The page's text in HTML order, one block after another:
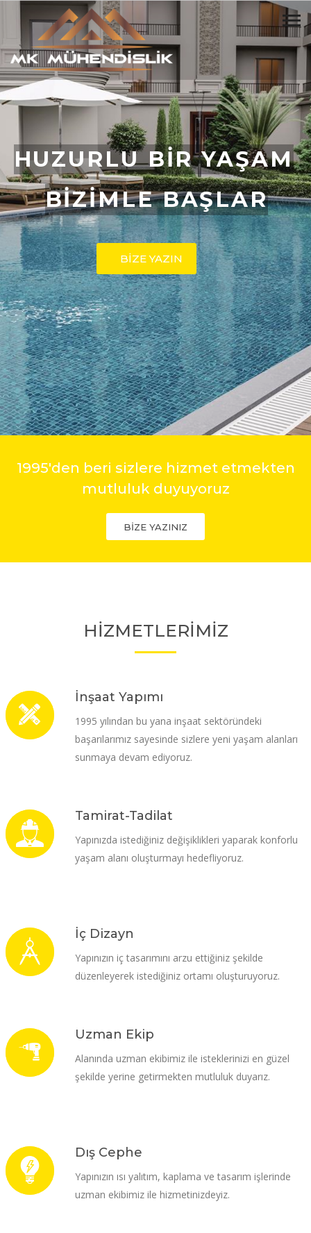
BİZİMLE BAŞLAR
BİZE YAZIN
HUZURLU BİR YAŞAM
1995'den beri sizlere hizmet etmekten
mutluluk duyuyoruz
BİZE YAZINIZ
HİZMETLERİMİZ
İnşaat Yapımı
1995 yılından bu yana inşaat sektöründeki
başarılarımız sayesinde sizlere yeni yaşam alanları
sunmaya devam ediyoruz.
Tamirat-Tadilat
Yapınızda istediğiniz değişiklikleri yaparak konforlu
yaşam alanı oluşturmayı hedefliyoruz.
İç Dizayn
Yapınızın iç tasarımını arzu ettiğiniz şekilde
düzenleyerek istediğiniz ortamı oluşturuyoruz.
Uzman Ekip
Alanında uzman ekibimiz ile isteklerinizi en güzel
şekilde yerine getirmekten mutluluk duyarız.
Dış Cephe
Yapınızın ısı yalıtım, kaplama ve tasarım işlerinde
uzman ekibimiz ile hizmetinizdeyiz.